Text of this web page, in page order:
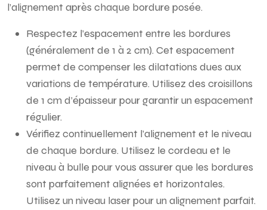
l’alignement après chaque bordure posée.
Respectez l’espacement entre les bordures
(généralement de 1 à 2 cm). Cet espacement
permet de compenser les dilatations dues aux
variations de température. Utilisez des croisillons
de 1 cm d’épaisseur pour garantir un espacement
régulier.
Vérifiez continuellement l’alignement et le niveau
de chaque bordure. Utilisez le cordeau et le
niveau à bulle pour vous assurer que les bordures
sont parfaitement alignées et horizontales.
Utilisez un niveau laser pour un alignement parfait.